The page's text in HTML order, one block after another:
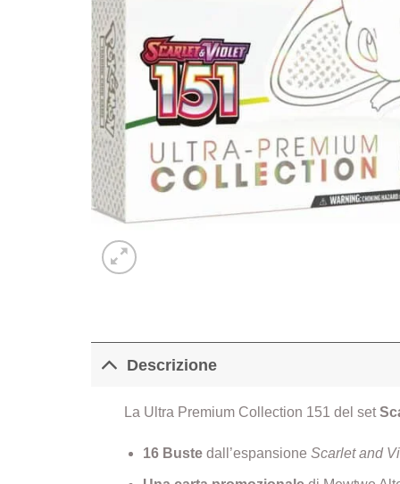
Descrizione
La Ultra Premium Collection 151 del set
16 Bustedall’espansione Scarlet and